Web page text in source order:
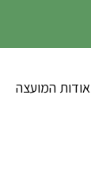
אודות המועצה